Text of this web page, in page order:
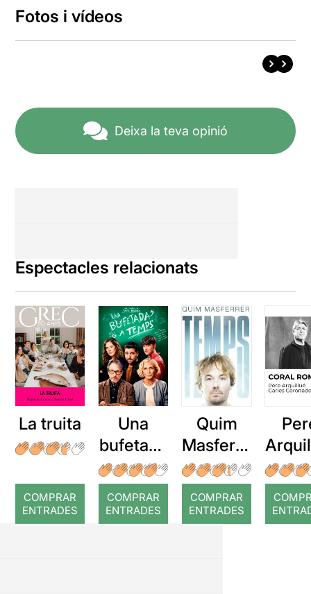
Fotos i vídeos
Deixa la teva opinió
Espectacles relacionats
La truita
COMPRAR
ENTRADES
Una
bufetada
a temps
COMPRAR
ENTRADES
Quim
Masferre
r: Temps
COMPRAR
ENTRADES
: